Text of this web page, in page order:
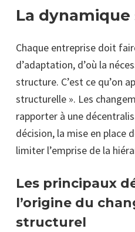
La
Chaque entreprise doit
d’adaptation, d’où la
structure. C’est ce qu’on
structurelle ». Les
rapporter à une
décision, la mise en place
limiter l’emprise de la
Les principaux
l’origine du
structurel